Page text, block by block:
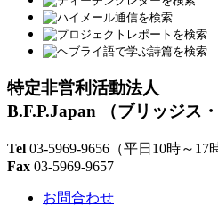
特定非営利活動法人
B.F.P.Japan
（ブリッジス
Tel 03-5969-9656 （平日10時～17
Fax 03-5969-9657
お問合わせ